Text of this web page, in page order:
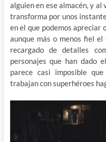
alguien en ese almacén, y
transforma por unos
en el que podemos apreciar
aunque más o menos fiel
recargado de detalles
personajes que han dado
parece casi imposible
trabajan con superhéroes